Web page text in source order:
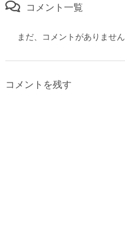
コメント一覧
まだ、コメントがありません
コメントを残す